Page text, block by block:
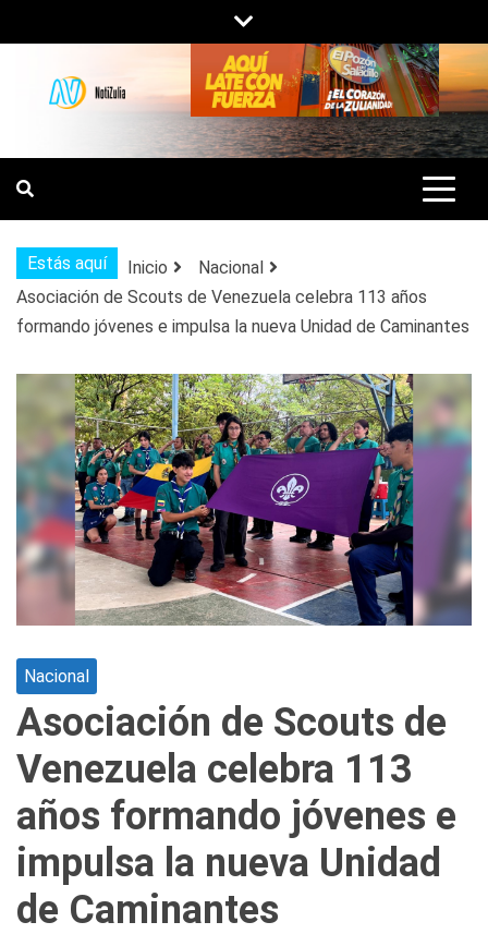
al
contenido
NOTIZULIA
NOTICIAS DEL ZULIA, VENEZUELA Y
DE INTERÉS GENERAL.
Estás aquí Inicio
Nacional
Asociación de Scouts de Venezuela celebra 113 años
formando jóvenes e impulsa la nueva Unidad de Caminantes
Nacional
Asociación de Scouts de
Venezuela celebra 113
años formando jóvenes e
impulsa la nueva Unidad
de Caminantes